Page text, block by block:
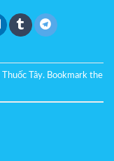
Thuốc Tây. Bookmark the